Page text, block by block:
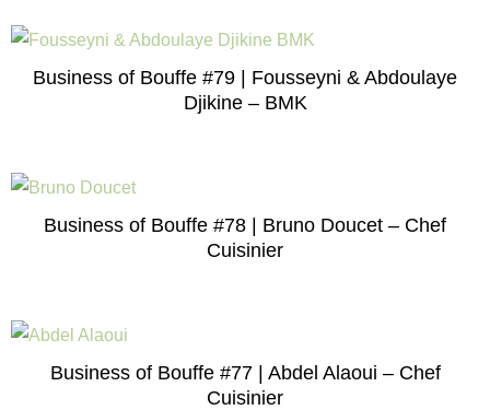
Business of Bouffe #79 | Fousseyni & Abdoulaye
Djikine – BMK
Business of Bouffe #78 | Bruno Doucet – Chef
Cuisinier
Business of Bouffe #77 | Abdel Alaoui – Chef
Cuisinier